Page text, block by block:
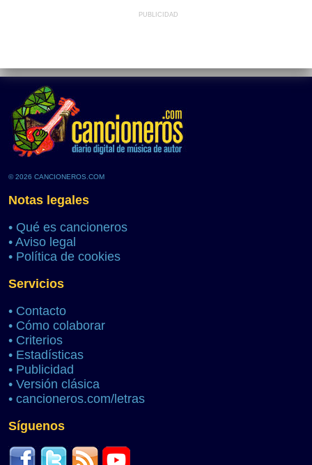
PUBLICIDAD
© 2026 CANCIONEROS.COM
Notas legales
• Qué es cancioneros
• Aviso legal
• Política de cookies
Servicios
• Contacto
• Cómo colaborar
• Criterios
• Estadísticas
• Publicidad
• Versión clásica
• cancioneros.com/letras
Síguenos